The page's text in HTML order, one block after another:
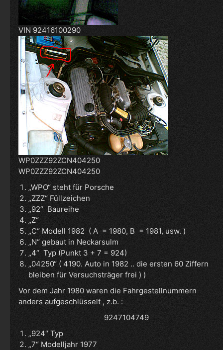
VIN 92416100290
WP0ZZZ92ZCN404250
WP0ZZZ92ZCN404250
„WPO“ steht für Porsche
„ZZZ“ Füllzeichen
„92“ Baureihe
„Z“
„C“ Modell 1982 ( A = 1980, B = 1981, usw. )
„N“ gebaut in Neckarsulm
„4“ Typ (Punkt 3 + 7 = 924)
„04250“ ( 4190. Auto in 1982 .. die ersten 60 Ziffern
bleiben für Versuchsträger frei ) )
Vor dem Jahr 1980 waren die Fahrgestellnummern
anders aufgeschlüsselt , z.b. :
9247104749
„924“ Typ
„7“ Modelljahr 1977